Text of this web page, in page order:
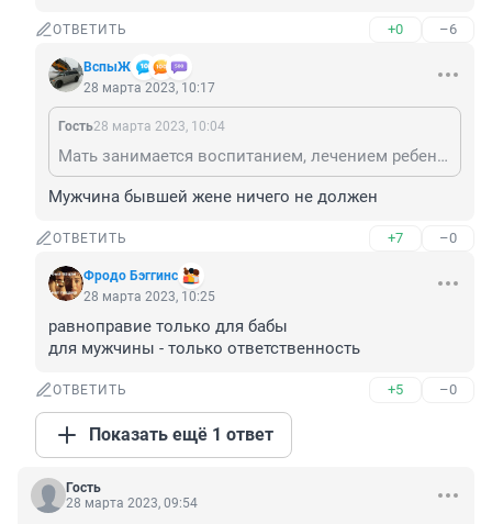
ОТВЕТИТЬ +0 –6
ВспыЖ
28 марта 2023, 10:17
Гость28 марта 2023, 10:04
Мать занимается воспитанием, лечением ребенка и т.д. А мужщина хотя бы финансировал этот процесс.
Мужчина бывшей жене ничего не должен
ОТВЕТИТЬ +7 –0
Фродо Бэггинс
28 марта 2023, 10:25
равноправие только для бабы
для мужчины - только ответственность
ОТВЕТИТЬ +5 –0
Показать ещё 1 ответ
Гость
28 марта 2023, 09:54